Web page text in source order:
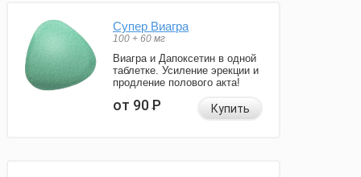
Супер Виагра
100 + 60 мг
Виагра и Дапоксетин в одной
таблетке. Усиление эрекции и
продление полового акта!
от 90Р Купить